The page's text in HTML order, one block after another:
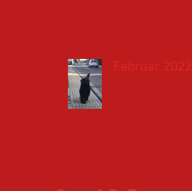
Februar 2022